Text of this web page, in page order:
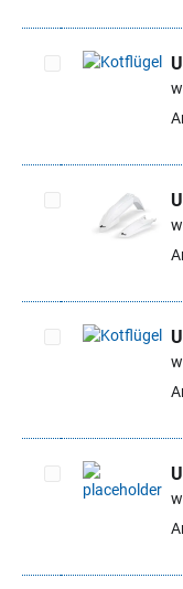
Artikel auswählen
Artikel auswählen
Artikel auswählen
Artikel auswählen